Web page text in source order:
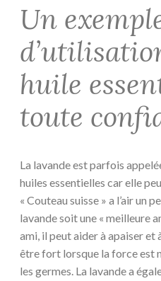
Un
huile
toute
La lavande est parfois
huiles essentielles car elle
« Couteau suisse » a l’air un
lavande soit une « meilleure
ami, il peut aider à apaiser et
être fort lorsque la force est
les germes. La lavande a